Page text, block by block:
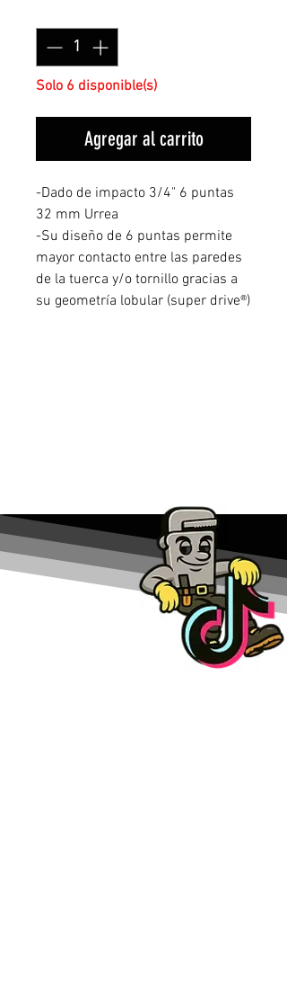
Solo 6 disponible(s)
Agregar al carrito
-Dado de impacto 3/4" 6 puntas
32 mm Urrea
-Su diseño de 6 puntas permite
mayor contacto entre las paredes
de la tuerca y/o tornillo gracias a
su geometría lobular (super drive®)